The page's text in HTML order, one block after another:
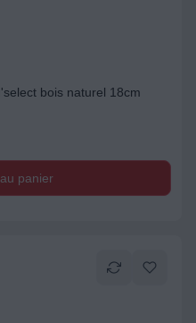
bois naturel 18cm
panier